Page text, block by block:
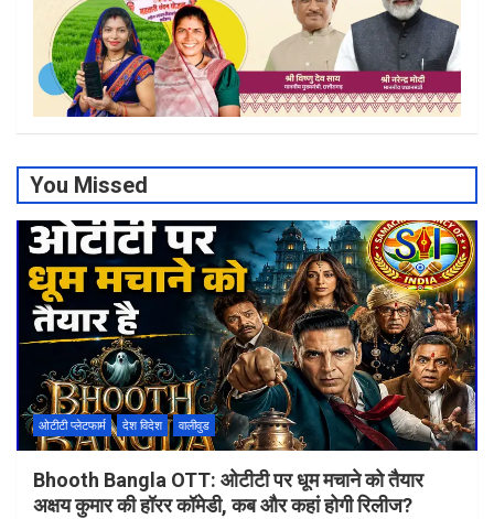
You Missed
ओटीटी प्लेटफार्म देश विदेश वालीवुड
Bhooth Bangla OTT: ओटीटी पर धूम मचाने को तैयार
अक्षय कुमार की हॉरर कॉमेडी, कब और कहां होगी रिलीज?